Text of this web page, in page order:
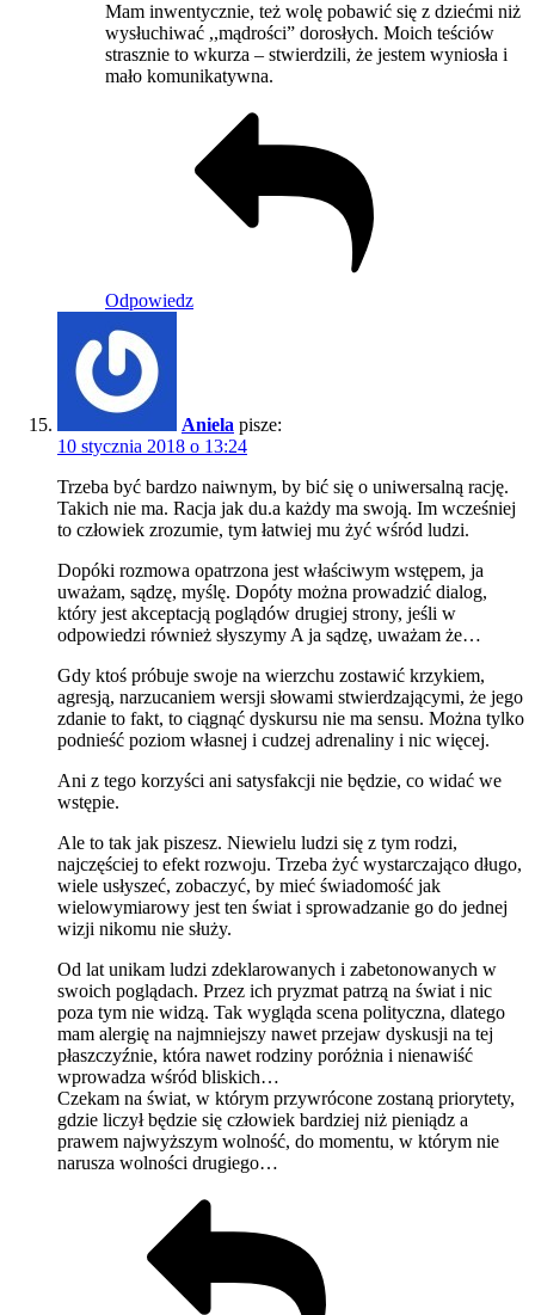
Mam inwentycznie, też wolę pobawić się z dziećmi niż
wysłuchiwać ,,mądrości” dorosłych. Moich teściów
strasznie to wkurza – stwierdzili, że jestem wyniosła i
mało komunikatywna.
Odpowiedz
Aniela pisze:
10 stycznia 2018 o 13:24
Trzeba być bardzo naiwnym, by bić się o uniwersalną rację.
Takich nie ma. Racja jak du.a każdy ma swoją. Im wcześniej
to człowiek zrozumie, tym łatwiej mu żyć wśród ludzi.
Dopóki rozmowa opatrzona jest właściwym wstępem, ja
uważam, sądzę, myślę. Dopóty można prowadzić dialog,
który jest akceptacją poglądów drugiej strony, jeśli w
odpowiedzi również słyszymy A ja sądzę, uważam że…
Gdy ktoś próbuje swoje na wierzchu zostawić krzykiem,
agresją, narzucaniem wersji słowami stwierdzającymi, że jego
zdanie to fakt, to ciągnąć dyskursu nie ma sensu. Można tylko
podnieść poziom własnej i cudzej adrenaliny i nic więcej.
Ani z tego korzyści ani satysfakcji nie będzie, co widać we
wstępie.
Ale to tak jak piszesz. Niewielu ludzi się z tym rodzi,
najczęściej to efekt rozwoju. Trzeba żyć wystarczająco długo,
wiele usłyszeć, zobaczyć, by mieć świadomość jak
wielowymiarowy jest ten świat i sprowadzanie go do jednej
wizji nikomu nie służy.
Od lat unikam ludzi zdeklarowanych i zabetonowanych w
swoich poglądach. Przez ich pryzmat patrzą na świat i nic
poza tym nie widzą. Tak wygląda scena polityczna, dlatego
mam alergię na najmniejszy nawet przejaw dyskusji na tej
płaszczyźnie, która nawet rodziny poróżnia i nienawiść
wprowadza wśród bliskich…
Czekam na świat, w którym przywrócone zostaną priorytety,
gdzie liczył będzie się człowiek bardziej niż pieniądz a
prawem najwyższym wolność, do momentu, w którym nie
narusza wolności drugiego…